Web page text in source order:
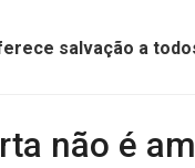
salvação a
não é